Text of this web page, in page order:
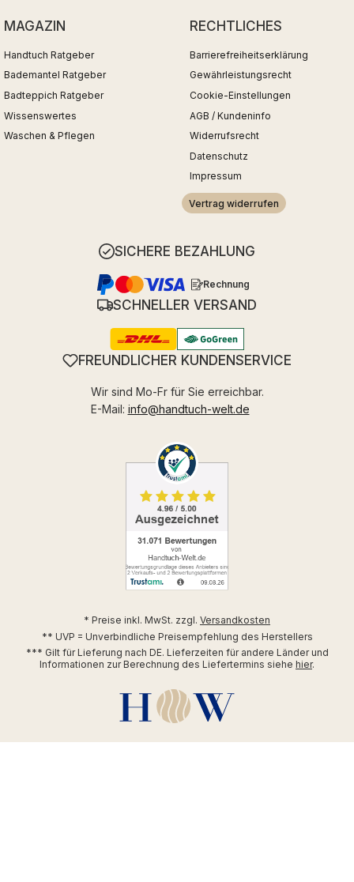
MAGAZIN
Handtuch Ratgeber
Bademantel Ratgeber
Badteppich Ratgeber
Wissenswertes
Waschen & Pflegen
RECHTLICHES
Barrierefreiheitserklärung
Gewährleistungsrecht
Cookie-Einstellungen
AGB / Kundeninfo
Widerrufsrecht
Datenschutz
Impressum
Vertrag widerrufen
SICHERE BEZAHLUNG
Rechnung
SCHNELLER VERSAND
FREUNDLICHER KUNDENSERVICE
Wir sind Mo-Fr für Sie erreichbar.
E-Mail: info@handtuch-welt.de
* Preise inkl. MwSt. zzgl. Versandkosten
** UVP = Unverbindliche Preisempfehlung des Herstellers
*** Gilt für Lieferung nach DE. Lieferzeiten für andere Länder und
Informationen zur Berechnung des Liefertermins siehe hier.